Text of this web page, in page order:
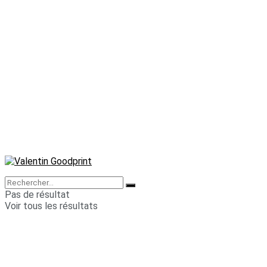
Pas de résultat
Voir tous les résultats